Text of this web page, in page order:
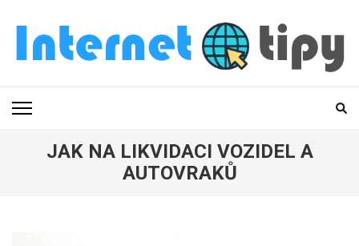
obsah
Enter)
INTERNETOVÉ TIPY
JAK NA LIKVIDACI VOZIDEL A
AUTOVRAKŮ